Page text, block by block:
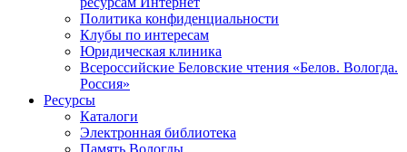
Политика конфиденциальности
Клубы по интересам
Юридическая клиника
Всероссийские Беловские чтения «Белов. Вологда.
Россия»
Ресурсы
Каталоги
Электронная библиотека
Память Вологды